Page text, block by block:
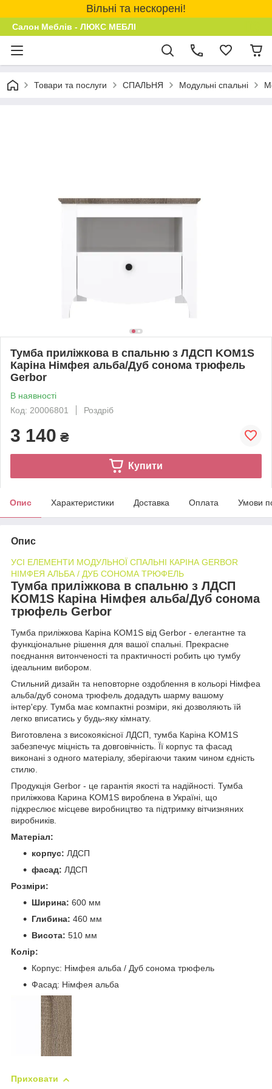
Вільні та нескорені!
Салон Меблів - ЛЮКС МЕБЛІ
Товари та послуги СПАЛЬНЯ Модульні спальні
Тумба приліжкова в спальню з ЛДСП KOM1S
Каріна Німфея альба/Дуб сонома трюфель
Gerbor
В наявності
Код: 20006801
Роздріб
3 140 ₴
Купити
Опис Характеристики Доставка Оплата Умови
Опис
УСІ ЕЛЕМЕНТИ МОДУЛЬНОЇ СПАЛЬНІ КАРІНА GERBOR
НІМФЕЯ АЛЬБА / ДУБ СОНОМА ТРЮФЕЛЬ
Тумба приліжкова в спальню з ЛДСП
KOM1S Каріна Німфея альба/Дуб сонома
трюфель Gerbor
Тумба приліжкова Каріна KOM1S від Gerbor - елегантне та
функціональне рішення для вашої спальні. Прекрасне
поєднання витонченості та практичності робить цю тумбу
ідеальним вибором.
Стильний дизайн та неповторне оздоблення в кольорі Німфеа
альба/дуб сонома трюфель додадуть шарму вашому
інтер'єру. Тумба має компактні розміри, які дозволяють їй
легко вписатись у будь-яку кімнату.
Виготовлена з високоякісної ЛДСП, тумба Каріна KOM1S
забезпечує міцність та довговічність. Її корпус та фасад
виконані з одного матеріалу, зберігаючи таким чином єдність
стилю.
Продукція Gerbor - це гарантія якості та надійності. Тумба
приліжкова Карина KOM1S вироблена в Україні, що
підкреслює місцеве виробництво та підтримку вітчизняних
виробників.
Матерiал:
корпус: ЛДСП
фасад: ЛДСП
Розмiри:
Ширина: 600 мм
Глибина: 460 мм
Висота: 510 мм
Колір:
Корпус: Німфея альба / Дуб сонома трюфель
Фасад: Німфея альба
Приховати